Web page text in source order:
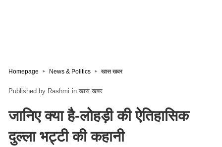
Homepage News & Politics खास खबर
Rashmi in खास खबर
जानिए क्या है-लोहड़ी की ऐतिहासिक
दुल्ला भट्टी की कहानी